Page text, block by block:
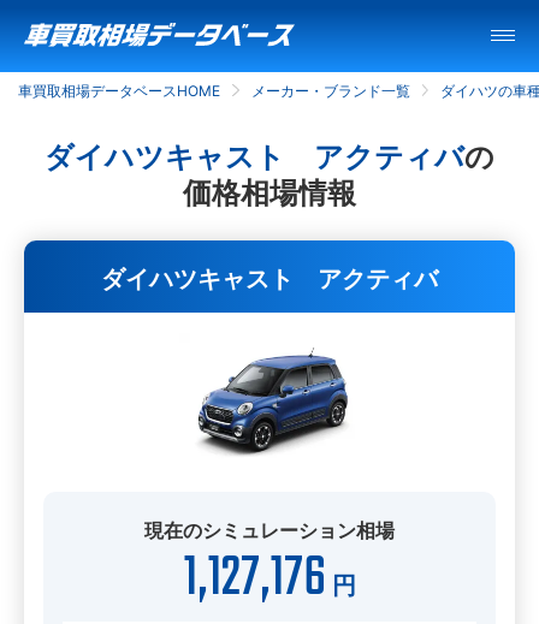
車買取相場データベースHOME メーカー・ブランド一覧 ダイハツの車
ダイハツキャスト アクティバの
価格相場情報
ダイハツキャスト アクティバ
現在のシミュレーション相場
1,127,176 円